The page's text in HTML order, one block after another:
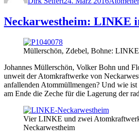
Neckarwestheim: LINKE
Müllerschön, Zdebel, Bohne:
Johannes Müllerschön, Volker Bohn und
unweit der Atomkraftwerke von
anfallenden Atommüllmengen? Und wie
am Ende die Zeche für die Lagerung der
Vier LINKE und zwei
Neckarwestheim